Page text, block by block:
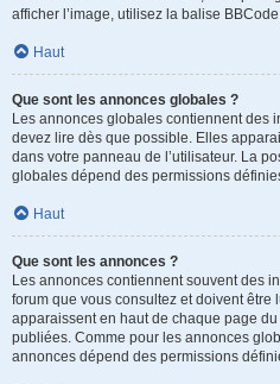
afficher l’image, utilisez la balise
Haut
Que sont les annonces globales ?
Les annonces globales contiennent des
devez lire dès que possible. Elles
dans votre panneau de l’utilisateur. La
globales dépend des permissions
Haut
Que sont les annonces ?
Les annonces contiennent souvent des
forum que vous consultez et doivent
apparaissent en haut de chaque page
publiées. Comme pour les annonces
annonces dépend des permissions